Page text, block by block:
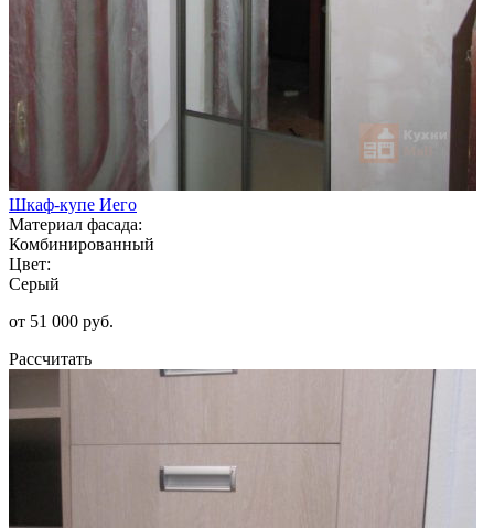
Шкаф-купе Иего
Материал фасада:
Комбинированный
Цвет:
Серый
от 51 000 руб.
Рассчитать